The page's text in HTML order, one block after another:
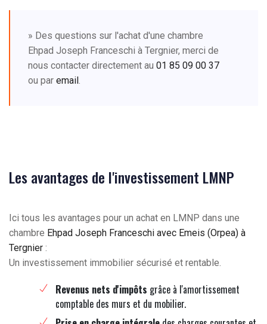
» Des questions sur l'achat d'une chambre
Ehpad Joseph Franceschi à Tergnier, merci de
nous contacter directement au 01 85 09 00 37
ou par email.
Les avantages de l'investissement LMNP
Ici tous les avantages pour un achat en LMNP dans une
chambre Ehpad Joseph Franceschi avec Emeis (Orpea) à
Tergnier :
Un investissement immobilier sécurisé et rentable.
Revenus nets d'impôts grâce à l'amortissement
comptable des murs et du mobilier.